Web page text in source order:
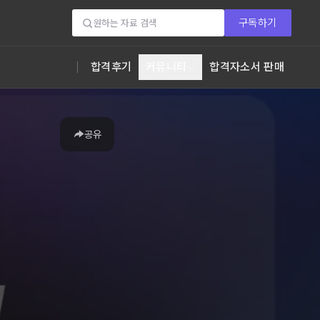
구독하기
합격후기 합격자소서 판매
공유